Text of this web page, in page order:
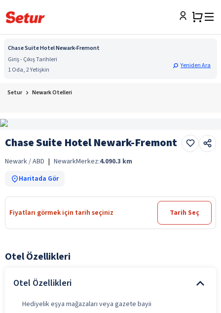
Chase Suite Hotel Newark-Fremont
Giriş - Çıkış Tarihleri
1 Oda, 2 Yetişkin
Yeniden Ara
Setur Newark Otelleri
Chase Suite Hotel Newark-Fremont
Newark / ABD | NewarkMerkez:4.090.3 km
Haritada Gör
Fiyatları görmek için tarih seçiniz Tarih Seç
Otel Özellikleri
Otel Özellikleri
Hediyelik eşya mağazaları veya gazete bayii